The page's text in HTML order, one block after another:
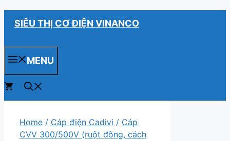
Chuyển
đếnSIÊU THỊ CƠ ĐIỆN VINANCO
MENU
Home / Cáp điện Cadivi / Cáp
CVV 300/500V (ruột đồng, cách